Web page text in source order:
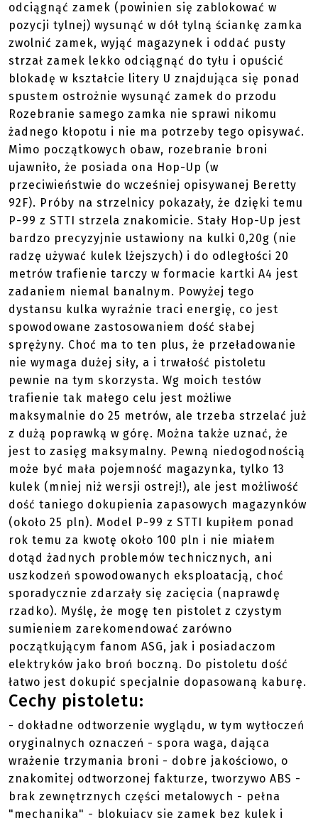
odciągnąć zamek (powinien się zablokować w
pozycji tylnej) wysunąć w dół tylną ściankę zamka
zwolnić zamek, wyjąć magazynek i oddać pusty
strzał zamek lekko odciągnąć do tyłu i opuścić
blokadę w kształcie litery U znajdująca się ponad
spustem ostrożnie wysunąć zamek do przodu
Rozebranie samego zamka nie sprawi nikomu
żadnego kłopotu i nie ma potrzeby tego opisywać.
Mimo początkowych obaw, rozebranie broni
ujawniło, że posiada ona Hop-Up (w
przeciwieństwie do wcześniej opisywanej Beretty
92F). Próby na strzelnicy pokazały, że dzięki temu
P-99 z STTI strzela znakomicie. Stały Hop-Up jest
bardzo precyzyjnie ustawiony na kulki 0,20g (nie
radzę używać kulek lżejszych) i do odległości 20
metrów trafienie tarczy w formacie kartki A4 jest
zadaniem niemal banalnym. Powyżej tego
dystansu kulka wyraźnie traci energię, co jest
spowodowane zastosowaniem dość słabej
sprężyny. Choć ma to ten plus, że przeładowanie
nie wymaga dużej siły, a i trwałość pistoletu
pewnie na tym skorzysta. Wg moich testów
trafienie tak małego celu jest możliwe
maksymalnie do 25 metrów, ale trzeba strzelać już
z dużą poprawką w górę. Można także uznać, że
jest to zasięg maksymalny. Pewną niedogodnością
może być mała pojemność magazynka, tylko 13
kulek (mniej niż wersji ostrej!), ale jest możliwość
dość taniego dokupienia zapasowych magazynków
(około 25 pln). Model P-99 z STTI kupiłem ponad
rok temu za kwotę około 100 pln i nie miałem
dotąd żadnych problemów technicznych, ani
uszkodzeń spowodowanych eksploatacją, choć
sporadycznie zdarzały się zacięcia (naprawdę
rzadko). Myślę, że mogę ten pistolet z czystym
sumieniem zarekomendować zarówno
początkującym fanom ASG, jak i posiadaczom
elektryków jako broń boczną. Do pistoletu dość
łatwo jest dokupić specjalnie dopasowaną kaburę.
Cechy pistoletu:
- dokładne odtworzenie wyglądu, w tym wytłoczeń
oryginalnych oznaczeń - spora waga, dająca
wrażenie trzymania broni - dobre jakościowo, o
znakomitej odtworzonej fakturze, tworzywo ABS -
brak zewnętrznych części metalowych - pełna
"mechanika" - blokujący się zamek bez kulek i